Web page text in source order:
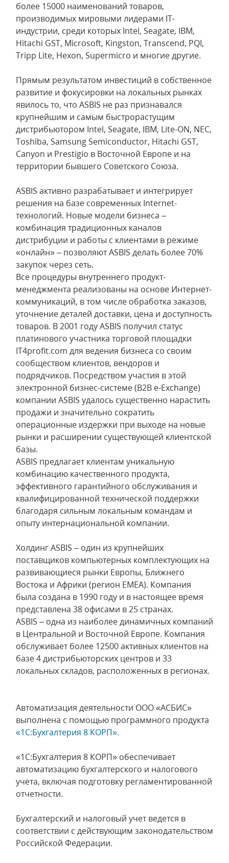
более 15000 наименований товаров,
производимых мировыми лидерами IT-
индустрии, среди которых Intel, Seagate, IBM,
Hitachi GST, Microsoft, Kingston, Transcend, PQI,
Tripp Lite, Hexon, Supermicro и многие другие.
Прямым результатом инвестиций в собственное
развитие и фокусировки на локальных рынках
явилось то, что ASBIS не раз признавался
крупнейшим и самым быстрорастущим
дистрибьютором Intel, Seagate, IBM, Lite-ON, NEC,
Toshiba, Samsung Semiconductor, Hitachi GST,
Canyon и Prestigio в Восточной Европе и на
территории бывшего Советского Союза.
ASBIS активно разрабатывает и интегрирует
решения на базе современных Internet-
технологий. Новые модели бизнеса –
комбинация традиционных каналов
дистрибуции и работы с клиентами в режиме
«онлайн» – позволяют ASBIS делать более 70%
закупок через сеть.
Все процедуры внутреннего продукт-
менеджмента реализованы на основе Интернет-
коммуникаций, в том числе обработка заказов,
уточнение деталей доставки, цена и доступность
товаров. В 2001 году ASBIS получил статус
платинового участника торговой площадки
IT4profit.com для ведения бизнеса со своим
сообществом клиентов, вендоров и
подрядчиков. Посредством участия в этой
электронной бизнес-системе (B2B e-Exchange)
компании ASBIS удалось существенно нарастить
продажи и значительно сократить
операционные издержки при выходе на новые
рынки и расширении существующей клиентской
базы.
ASBIS предлагает клиентам уникальную
комбинацию качественного продукта,
эффективного гарантийного обслуживания и
квалифицированной технической поддержки
благодаря сильным локальным командам и
опыту интернациональной компании.
Холдинг ASBIS – один из крупнейших
поставщиков компьютерных комплектующих на
развивающиеся рынки Европы, Ближнего
Востока и Африки (регион EMEA). Компания
была создана в 1990 году и в настоящее время
представлена 38 офисами в 25 странах.
ASBIS – одна из наиболее динамичных компаний
в Центральной и Восточной Европе. Компания
обслуживает более 12500 активных клиентов на
базе 4 дистрибьюторских центров и 33
локальных складов, расположенных в регионах.
Автоматизация деятельности ООО «АСБИС»
выполнена с помощью программного продукта
«1С:Бухгалтерия 8 КОРП».
«1С:Бухгалтерия 8 КОРП» обеспечивает
автоматизацию бухгалтерского и налогового
учета, включая подготовку регламентированной
отчетности.
Бухгалтерский и налоговый учет ведется в
соответствии с действующим законодательством
Российской Федерации.